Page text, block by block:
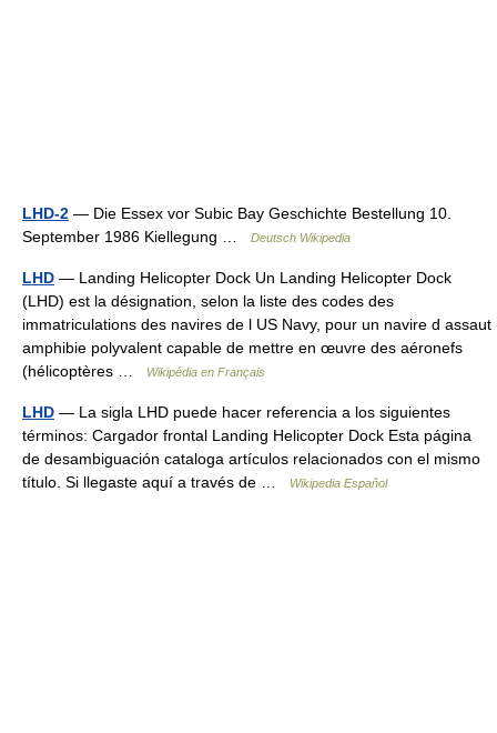
LHD-2 — Die Essex vor Subic Bay Geschichte Bestellung 10.
September 1986 Kiellegung …
Deutsch Wikipedia
LHD — Landing Helicopter Dock Un Landing Helicopter Dock
(LHD) est la désignation, selon la liste des codes des
immatriculations des navires de l US Navy, pour un navire d assaut
amphibie polyvalent capable de mettre en œuvre des aéronefs
(hélicoptères …
Wikipédia en Français
LHD — La sigla LHD puede hacer referencia a los siguientes
términos: Cargador frontal Landing Helicopter Dock Esta página
de desambiguación cataloga artículos relacionados con el mismo
título. Si llegaste aquí a través de …
Wikipedia Español